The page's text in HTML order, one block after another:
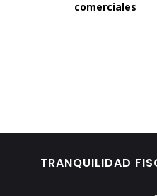
comerciales
TRANQUILIDAD